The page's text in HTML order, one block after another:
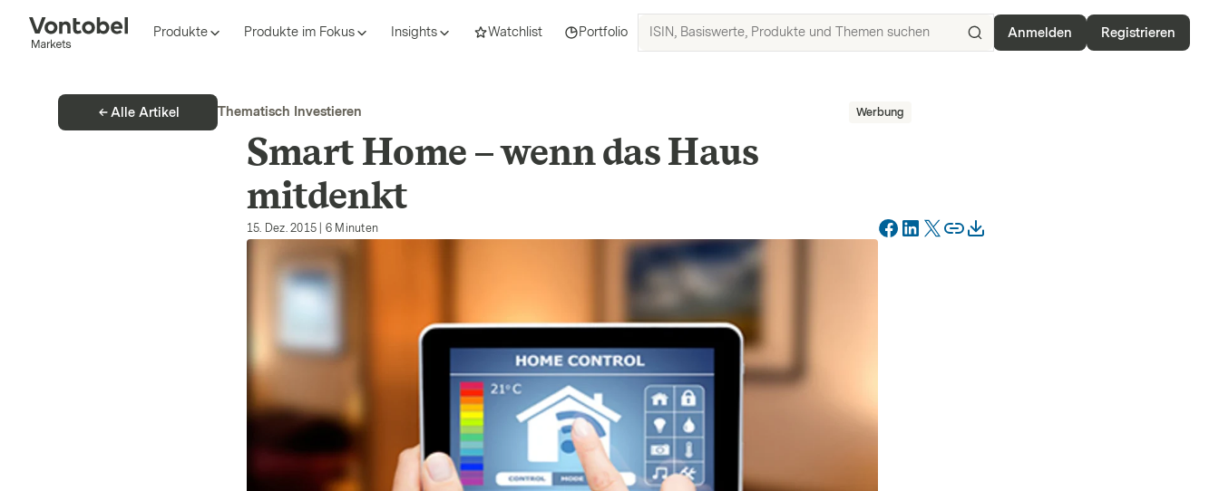
Produkte Produkte im Fokus Insights Watchlist Portfolio
ISIN,
ISIN,
Anmelden Registrieren
Alle Artikel Thematisch Investieren Werbung
Smart Home – wenn das Haus
mitdenkt
15. Dez. 2015 6 Minuten